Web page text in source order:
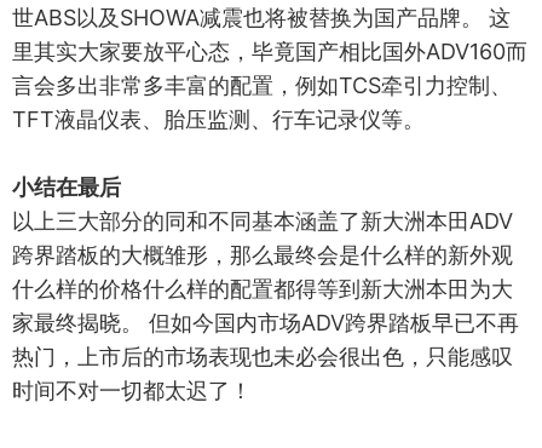
世ABS以及SHOWA减震也将被替换为国产品牌。 这
里其实大家要放平心态，毕竟国产相比国外ADV160而
言会多出非常多丰富的配置，例如TCS牵引力控制、
TFT液晶仪表、胎压监测、行车记录仪等。
小结在最后
以上三大部分的同和不同基本涵盖了新大洲本田ADV
跨界踏板的大概雏形，那么最终会是什么样的新外观
什么样的价格什么样的配置都得等到新大洲本田为大
家最终揭晓。 但如今国内市场ADV跨界踏板早已不再
热门，上市后的市场表现也未必会很出色，只能感叹
时间不对一切都太迟了！